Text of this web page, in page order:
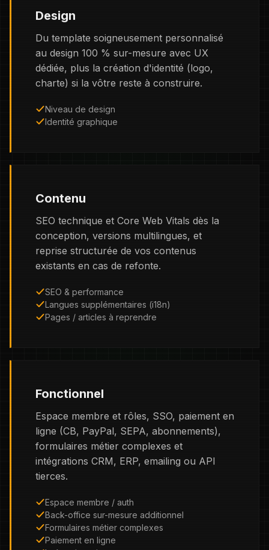
Design
Du template soigneusement personnalisé
au design 100 % sur-mesure avec UX
dédiée, plus la création d'identité (logo,
charte) si la vôtre reste à construire.
Niveau de design
Identité graphique
Contenu
SEO technique et Core Web Vitals dès la
conception, versions multilingues, et
reprise structurée de vos contenus
existants en cas de refonte.
SEO & performance
Langues supplémentaires (i18n)
Pages / articles à reprendre
Fonctionnel
Espace membre et rôles, SSO, paiement en
ligne (CB, PayPal, SEPA, abonnements),
formulaires métier complexes et
intégrations CRM, ERP, emailing ou API
tierces.
Espace membre / auth
Back-office sur-mesure additionnel
Formulaires métier complexes
Paiement en ligne